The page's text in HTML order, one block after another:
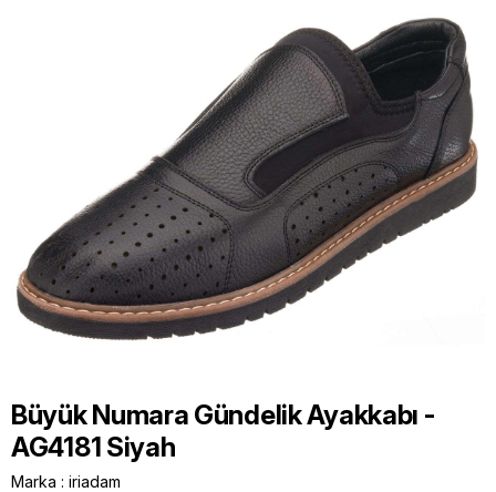
Büyük Numara Gündelik Ayakkabı -
AG4181 Siyah
Marka : iriadam